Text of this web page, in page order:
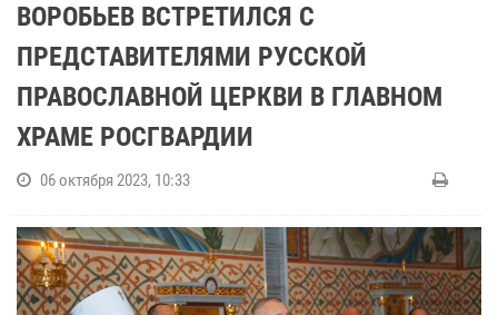
ВОРОБЬЕВ ВСТРЕТИЛСЯ С
ПРЕДСТАВИТЕЛЯМИ РУССКОЙ
ПРАВОСЛАВНОЙ ЦЕРКВИ В ГЛАВНОМ
ХРАМЕ РОСГВАРДИИ
06 октября 2023, 10:33